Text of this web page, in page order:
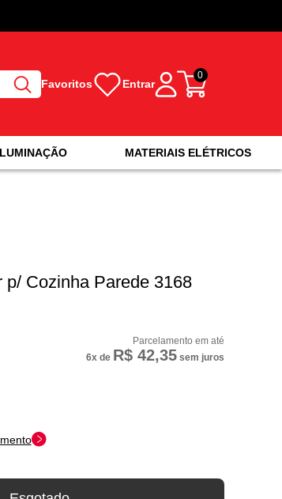
Favoritos Entrar
0
MATERIAIS ELÉTRICOS
p/ Cozinha Parede 3168
6x de R$ 42,35sem juros